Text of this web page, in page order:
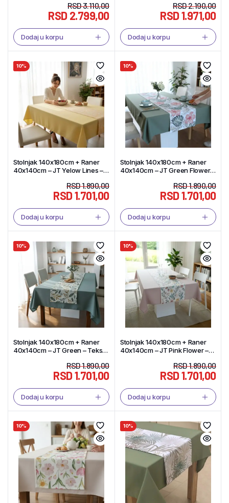
RSD3.110,00
RSD2.799,00
Dodaj u korpu
RSD2.190,00
RSD1.971,00
Dodaj u korpu
10%
Stolnjak 140x180cm + Raner
40x140cm – JT Yelow Lines –
RSD1.890,00
RSD1.701,00
Dodaj u korpu
10%
Stolnjak 140x180cm + Raner
40x140cm – JT Green Flower –
RSD1.890,00
RSD1.701,00
Dodaj u korpu
10%
Stolnjak 140x180cm + Raner
40x140cm – JT Green – Tekstil
RSD1.890,00
RSD1.701,00
Dodaj u korpu
10%
Stolnjak 140x180cm + Raner
40x140cm – JT Pink Flower –
RSD1.890,00
RSD1.701,00
Dodaj u korpu
10% 10%